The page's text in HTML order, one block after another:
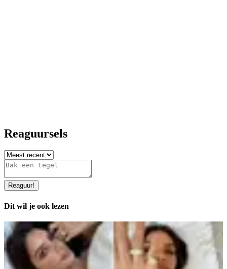
Reaguursels
Reaguur!
Dit wil je ook lezen